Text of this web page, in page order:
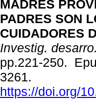
MADRES
PADRES SON
CUIDADORES
Investig. desarro.
pp.221-250.
3261.
https://doi.org/